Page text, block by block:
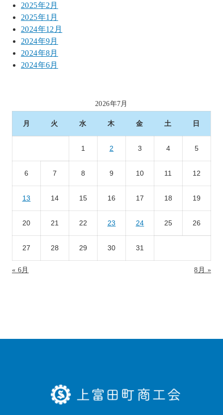
2025年2月
2025年1月
2024年12月
2024年9月
2024年8月
2024年6月
2026年7月
月 火 水 木 金 土 日
1 2 3 4 5
6 7 8 9 10 11 12
13 14 15 16 17 18 19
20 21 22 23 24 25 26
27 28 29 30 31
« 6月 8月 »